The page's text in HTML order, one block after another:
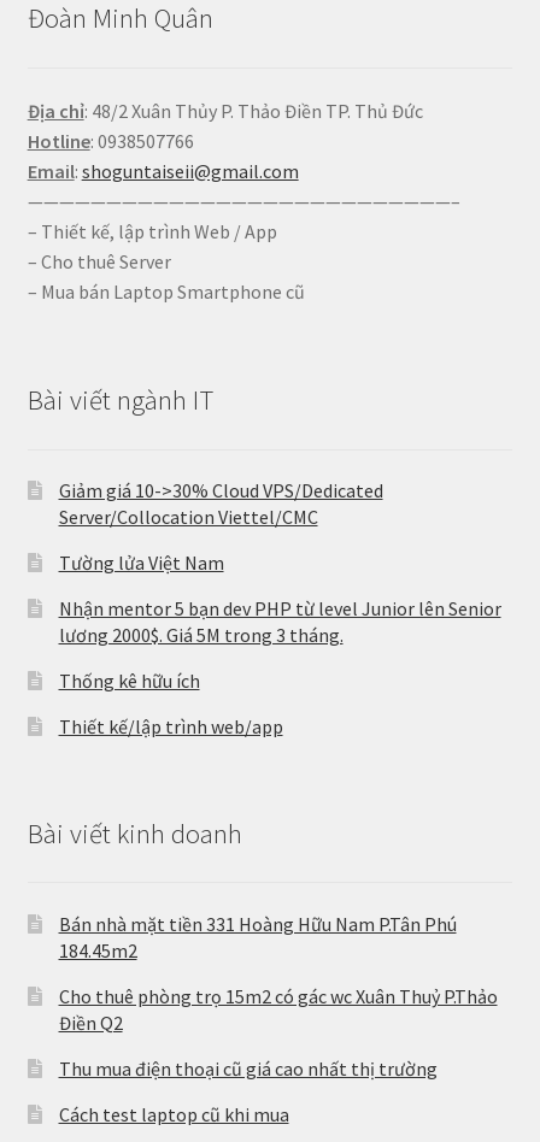
Đoàn Minh Quân
Địa chỉ: 48/2 Xuân Thủy P. Thảo Điền TP. Thủ Đức
Hotline: 0938507766
Email: shoguntaiseii@gmail.com
———————————————————————————–
– Thiết kế, lập trình Web / App
– Cho thuê Server
– Mua bán Laptop Smartphone cũ
Bài viết ngành IT
Giảm giá 10->30% Cloud VPS/Dedicated
Server/Collocation Viettel/CMC
Tường lửa Việt Nam
Nhận mentor 5 bạn dev PHP từ level Junior lên Senior
lương 2000$. Giá 5M trong 3 tháng.
Thống kê hữu ích
Thiết kế/lập trình web/app
Bài viết kinh doanh
Bán nhà mặt tiền 331 Hoàng Hữu Nam P.Tân Phú
184.45m2
Cho thuê phòng trọ 15m2 có gác wc Xuân Thuỷ P.Thảo
Điền Q2
Thu mua điện thoại cũ giá cao nhất thị trường
Cách test laptop cũ khi mua